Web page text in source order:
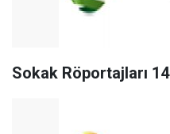
Sokak Röportajları 14